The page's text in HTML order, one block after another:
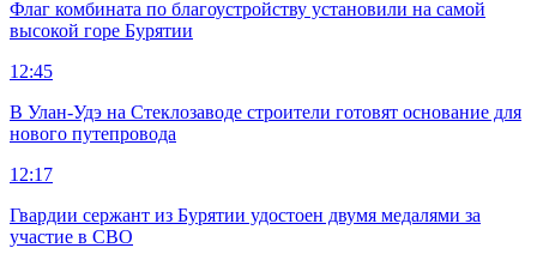
Флаг комбината по благоустройству установили на самой
высокой горе Бурятии
12:45
В Улан-Удэ на Стеклозаводе строители готовят основание для
нового путепровода
12:17
Гвардии сержант из Бурятии удостоен двумя медалями за
участие в СВО